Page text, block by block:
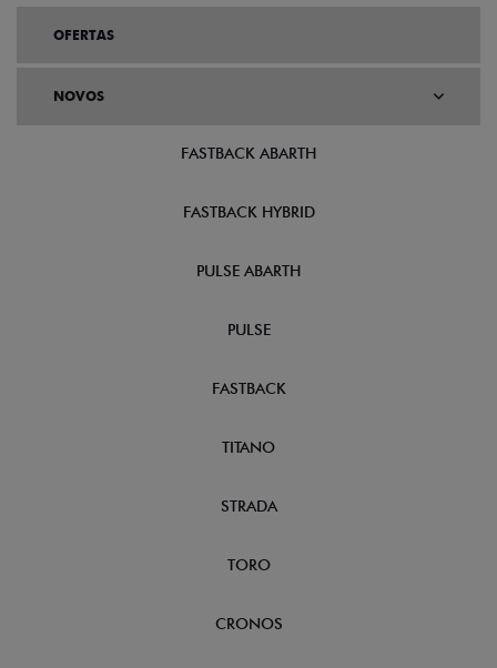
OFERTAS
NOVOS
FASTBACK ABARTH
FASTBACK HYBRID
PULSE ABARTH
PULSE
FASTBACK
TITANO
STRADA
TORO
CRONOS